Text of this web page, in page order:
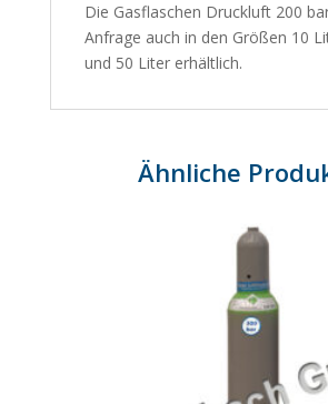
Die Gasflaschen Druckluft 200
Anfrage auch in den Größen 10
und 50 Liter erhältlich.
Ähnliche